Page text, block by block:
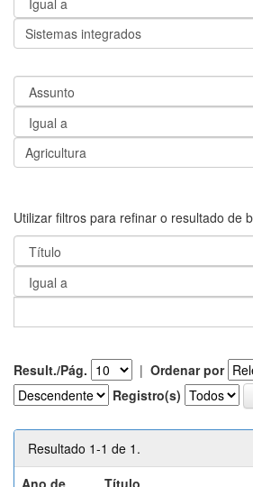
Utilizar filtros para refinar o resultado de
Result./Pág. | Ordenar por
Registro(s)
Resultado 1-1 de 1.
Ano de
Título